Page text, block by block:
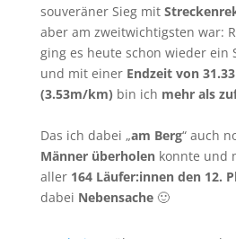
souveräner Sieg mit
aber am zweitwichtigsten war:
ging es heute schon wieder ein
und mit einer Endzeit von
(3.53m/km) bin ich mehr als
Das ich dabei „am Berg“ auch
Männer überholenkonnte und
aller 164 Läufer:innen den 12.
dabei Nebensache 🙂